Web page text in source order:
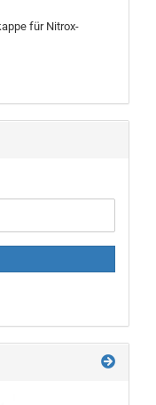
für Nitrox-